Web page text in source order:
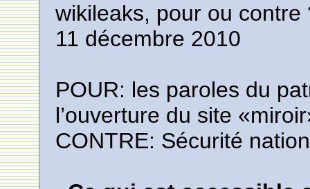
wikileaks, pour ou contre
11 décembre 2010
POUR: les paroles du
l’ouverture du site
CONTRE: Sécurité